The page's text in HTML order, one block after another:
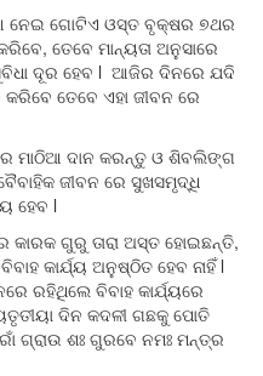
ନେଇ ଗୋଟିଏ ଓସ୍ତ ବୃକ୍ଷର ୭ଥର
ତେବେ ମାନ୍ୟତା ଅନୁସାରେ
ଦୂର ହେବ l ଆଜିର ଦିନରେ ଯଦି
କରିବେ ତେବେ ଏହା ଜୀବନ ରେ
ମାଠିଆ ଦାନ କରନ୍ତୁ ଓ ଶିବଲିଙ୍ଗ
ଜୀବନ ରେ ସୁଖସମୃଦ୍ଧି
ହେବ l
ଗୁରୁ ତାରା ଅସ୍ତ ହୋଇଛନ୍ତି,
କାର୍ଯ୍ୟ ଅନୁଷ୍ଠିତ ହେବ ନାହିଁ l
ରହିଥିଲେ ବିବାହ କାର୍ଯ୍ୟରେ
ଦିନ କଦଳୀ ଗଛକୁ ପୋତି
ଗ୍ରାଉ ଶଃ ଗୁରବେ ନମଃ ମନ୍ତ୍ର